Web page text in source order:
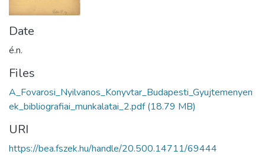
Date
é.n.
Files
A_Fovarosi_Nyilvanos_Konyvtar_Budapesti_Gyujtemenyen
ek_bibliografiai_munkalatai_2.pdf(18.79 MB)
URI
https://bea.fszek.hu/handle/20.500.14711/69444